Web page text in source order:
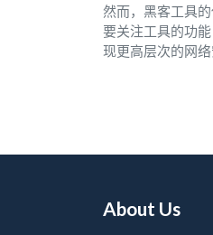
然而，黑客工具
要关注工具的功
现更高层次的网络
About Us